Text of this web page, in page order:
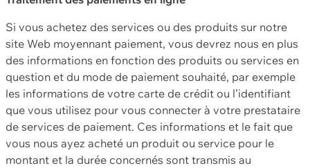
Si vous achetez des services ou des produits sur notre
site Web moyennant paiement, vous devrez nous en plus
des informations en fonction des produits ou services en
question et du mode de paiement souhaité, par exemple
les informations de votre carte de crédit ou l’identifiant
que vous utilisez pour vous connecter à votre prestataire
de services de paiement. Ces informations et le fait que
vous nous ayez acheté un produit ou service pour le
montant et la durée concernés sont transmis au